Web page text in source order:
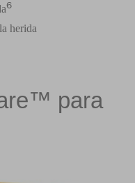
6
herida
para